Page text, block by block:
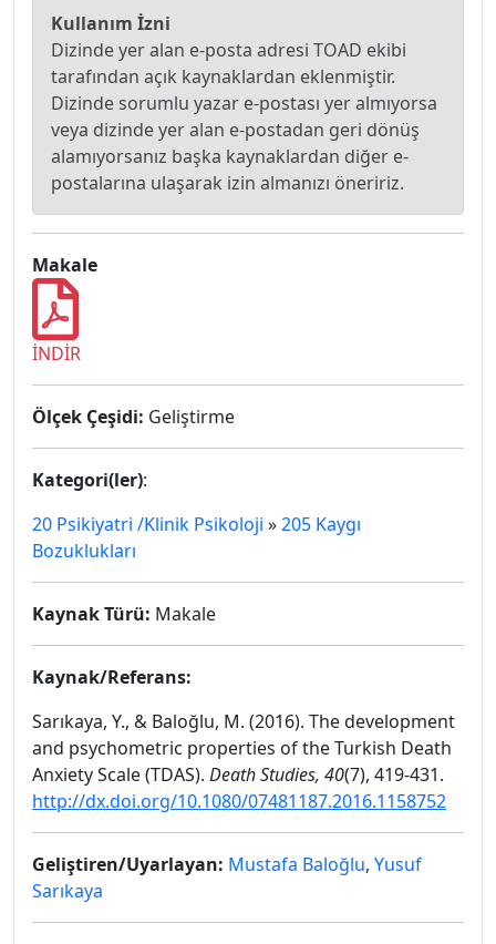
Kullanım İzni
Dizinde yer alan e-posta adresi TOAD ekibi
tarafından açık kaynaklardan eklenmiştir.
Dizinde sorumlu yazar e-postası yer almıyorsa
veya dizinde yer alan e-postadan geri dönüş
alamıyorsanız başka kaynaklardan diğer e-
postalarına ulaşarak izin almanızı öneririz.
Makale
İNDİR
Ölçek Çeşidi: Geliştirme
Kategori(ler):
20 Psikiyatri /Klinik Psikoloji »205 Kaygı
Bozuklukları
Kaynak Türü: Makale
Kaynak/Referans:
Sarıkaya, Y., & Baloğlu, M. (2016). The development
and psychometric properties of the Turkish Death
Anxiety Scale (TDAS). Death Studies, 40(7), 419-431.
http://dx.doi.org/10.1080/07481187.2016.1158752
Geliştiren/Uyarlayan: Mustafa Baloğlu, Yusuf
Sarıkaya